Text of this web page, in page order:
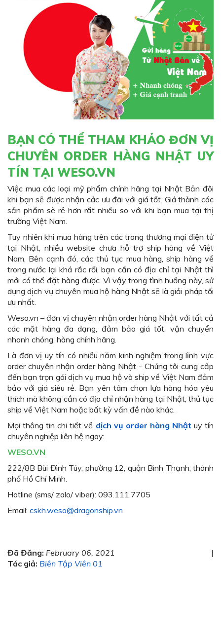
BẠN CÓ THỂ THAM KHẢO ĐƠN VỊ
CHUYÊN ORDER HÀNG NHẬT UY
TÍN TẠI WESO.VN
Việc mua các loại mỹ phẩm chính hãng tại Nhật Bản đôi
khi bạn sẽ được nhận các ưu đãi với giá tốt. Giá thành các
sản phẩm sẽ rẻ hơn rất nhiều so với khi bạn mua tại thị
trường Việt Nam.
Tuy nhiên khi mua hàng trên các trang thương mại điện tử
tại Nhật, nhiều website chưa hỗ trợ ship hàng về Việt
Nam. Bên cạnh đó, các thủ tục mua hàng, ship hàng về
trong nước lại khá rắc rối, bạn cần có địa chỉ tại Nhật thì
mới có thể đặt hàng được. Vì vậy trong tình huống này, sử
dụng dịch vụ chuyên mua hộ hàng Nhật sẽ là giải pháp tối
ưu nhất.
Weso.vn – đơn vị chuyên nhận order hàng Nhật với tất cả
các mặt hàng đa dạng, đảm bảo giá tốt, vận chuyển
nhanh chóng, hàng chính hãng.
Là đơn vị uy tín có nhiều năm kinh nghiệm trong lĩnh vực
order chuyên nhận order hàng Nhật - Chúng tôi cung cấp
đến bạn trọn gói dịch vụ mua hộ và ship về Việt Nam đảm
bảo với giá siêu rẻ. Bạn yên tâm chọn lựa hàng hóa yêu
thích mà không cần có địa chỉ nhận hàng tại Nhật, thủ tục
ship về Việt Nam hoặc bất kỳ vấn đề nào khác.
Mọi thông tin chi tiết về dịch vụ order hàng Nhật uy tín
chuyên nghiệp liên hệ ngay:
WESO.VN
222/8B Bùi Đình Túy, phường 12, quận Bình Thạnh, thành
phố Hồ Chí Minh.
Hotline (sms/ zalo/ viber): 093.111.7705
Email: cskh.weso@dragonship.vn
Đã Đăng: February 06, 2021
|
Tác giả: Biên Tập Viên 01